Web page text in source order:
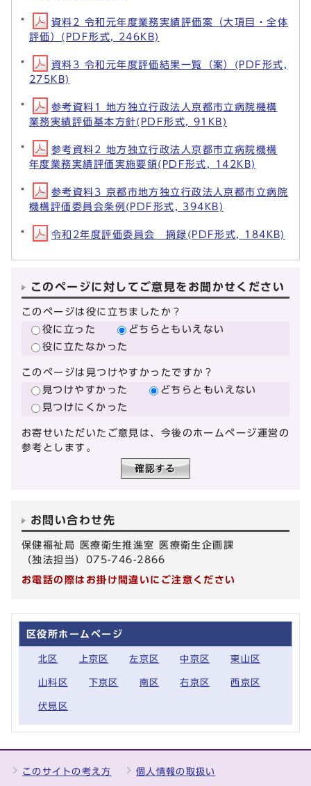
資料2 令和元年度業務実績評価案（大項目・全体
評価）(PDF形式, 246KB)
資料3 令和元年度評価結果一覧（案）(PDF形式,
275KB)
参考資料1 地方独立行政法人京都市立病院機構
業務実績評価基本方針(PDF形式, 91KB)
参考資料2 地方独立行政法人京都市立病院機構
年度業務実績評価実施要領(PDF形式, 142KB)
参考資料3 京都市地方独立行政法人京都市立病院
機構評価委員会条例(PDF形式, 394KB)
令和2年度評価委員会 摘録(PDF形式, 184KB)
このページに対してご意見をお聞かせください
このページは役に立ちましたか？
役に立った
どちらともいえない
役に立たなかった
このページは見つけやすかったですか？
見つけやすかった
どちらともいえない
見つけにくかった
お寄せいただいたご意見は、今後のホームページ運営の
参考とします。
お問い合わせ先
保健福祉局 医療衛生推進室 医療衛生企画課
（独法担当）075-746-2866
お電話の際はお掛け間違いにご注意ください
区役所ホームページ
北区 上京区 左京区 中京区 東山区
山科区 下京区 南区 右京区 西京区
伏見区
このサイトの考え方 個人情報の取扱い